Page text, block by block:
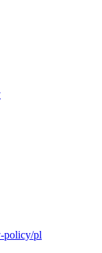
policy/pl